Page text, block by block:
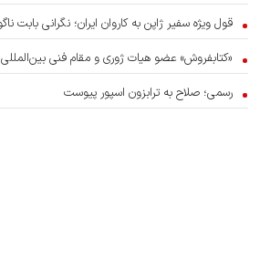
قول ویژه سفیر ژاپن به کاروان ایران؛ نگرانی بابت
«کتابفروش» عضو هیات ژوری و مقام فنی بین‌المللی
رسمی؛ صلاح به ترابزون اسپور پیوست